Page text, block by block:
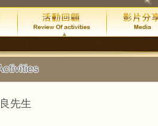
演出時間： 2015 年 7 月 24 日 (
演出地點：澳門文化中心綜合劇
甘仕良流行鋼琴新體驗--澳門站
2015年7月 4 號及加開的 11 號門
演出地點：
先生